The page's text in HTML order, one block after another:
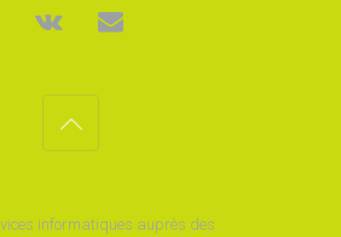
informatiques auprès des